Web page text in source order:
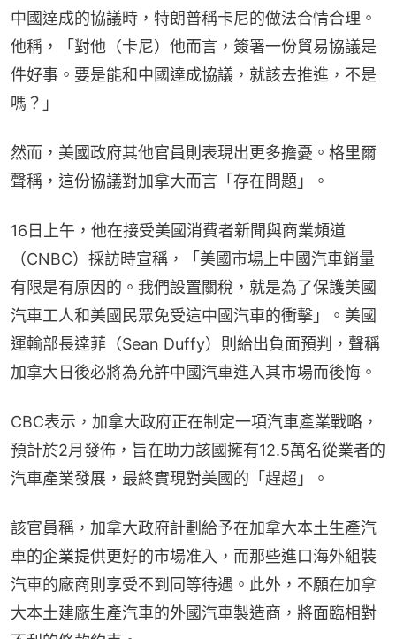
中國達成的協議時，特朗普稱卡尼的做法合情合理。
他稱，「對他（卡尼）他而言，簽署一份貿易協議是
件好事。要是能和中國達成協議，就該去推進，不是
嗎？」
然而，美國政府其他官員則表現出更多擔憂。格里爾
聲稱，這份協議對加拿大而言「存在問題」。
16日上午，他在接受美國消費者新聞與商業頻道
（CNBC）採訪時宣稱，「美國市場上中國汽車銷量
有限是有原因的。我們設置關稅，就是為了保護美國
汽車工人和美國民眾免受這中國汽車的衝擊」。美國
運輸部長達菲（Sean Duffy）則給出負面預判，聲稱
加拿大日後必將為允許中國汽車進入其市場而後悔。
CBC表示，加拿大政府正在制定一項汽車產業戰略，
預計於2月發佈，旨在助力該國擁有12.5萬名從業者的
汽車產業發展，最終實現對美國的「趕超」。
該官員稱，加拿大政府計劃給予在加拿大本土生產汽
車的企業提供更好的市場准入，而那些進口海外組裝
汽車的廠商則享受不到同等待遇。此外，不願在加拿
大本土建廠生產汽車的外國汽車製造商，將面臨相對